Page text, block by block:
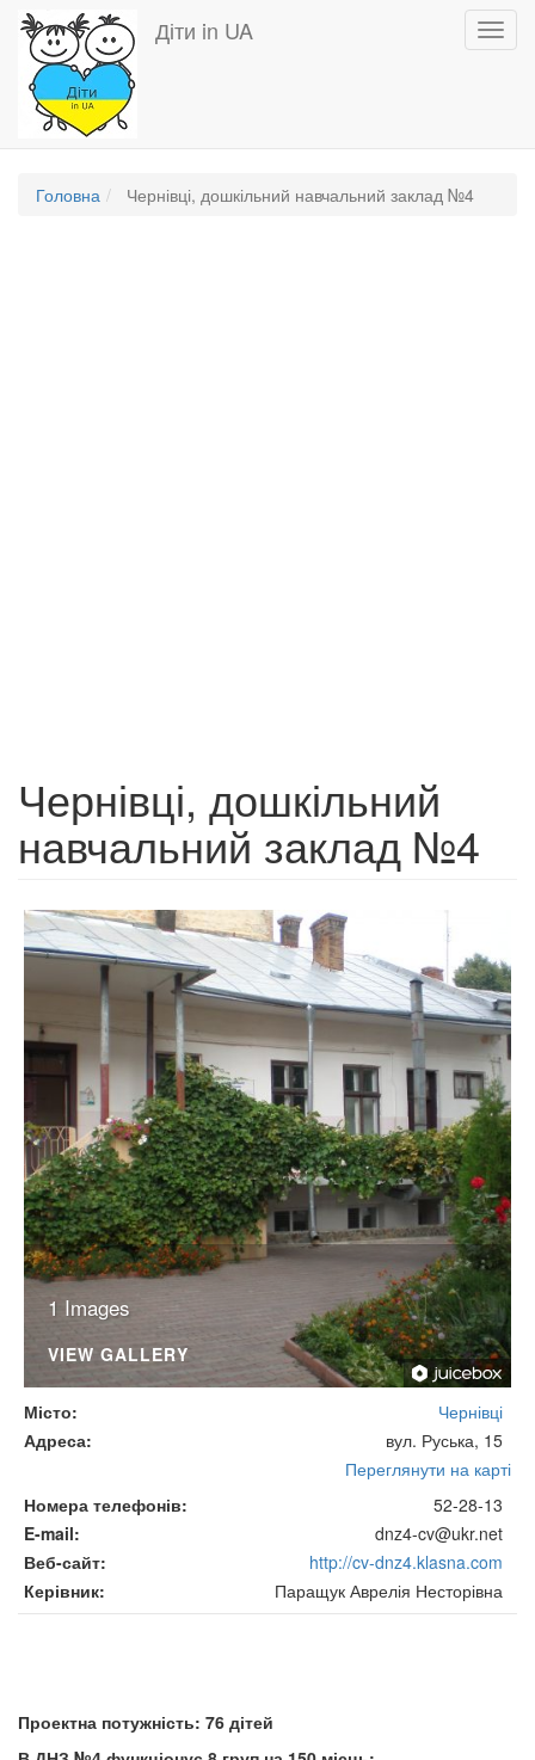
Перейти
основного
вмісту
Діти in UA
Головна Чернівці, дошкільний навчальний заклад №4
Чернівці, дошкільний
навчальний заклад №4
1 Images
VIEW GALLERY
Місто
Чернівці
Адреса
вул. Руська, 15
Переглянути на карті
Номера телефонів
52-28-13
E-mail
dnz4-cv@ukr.net
Веб-сайт
http://cv-dnz4.klasna.com
Керівник
Паращук Аврелія Несторівна
Проектна потужність: 76 дітей